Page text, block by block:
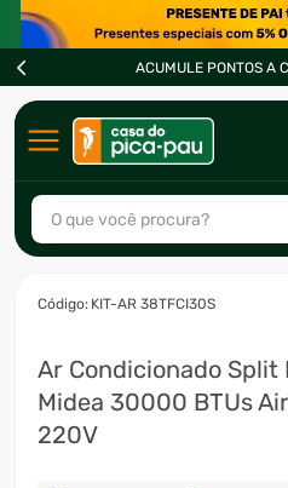
ACUMULE PONTOS A
O que você procura?
: KIT-AR 38TFCI30S
Ar Condicionado Split
Midea 30000 BTUs
220V
2
freezer
3º
forno